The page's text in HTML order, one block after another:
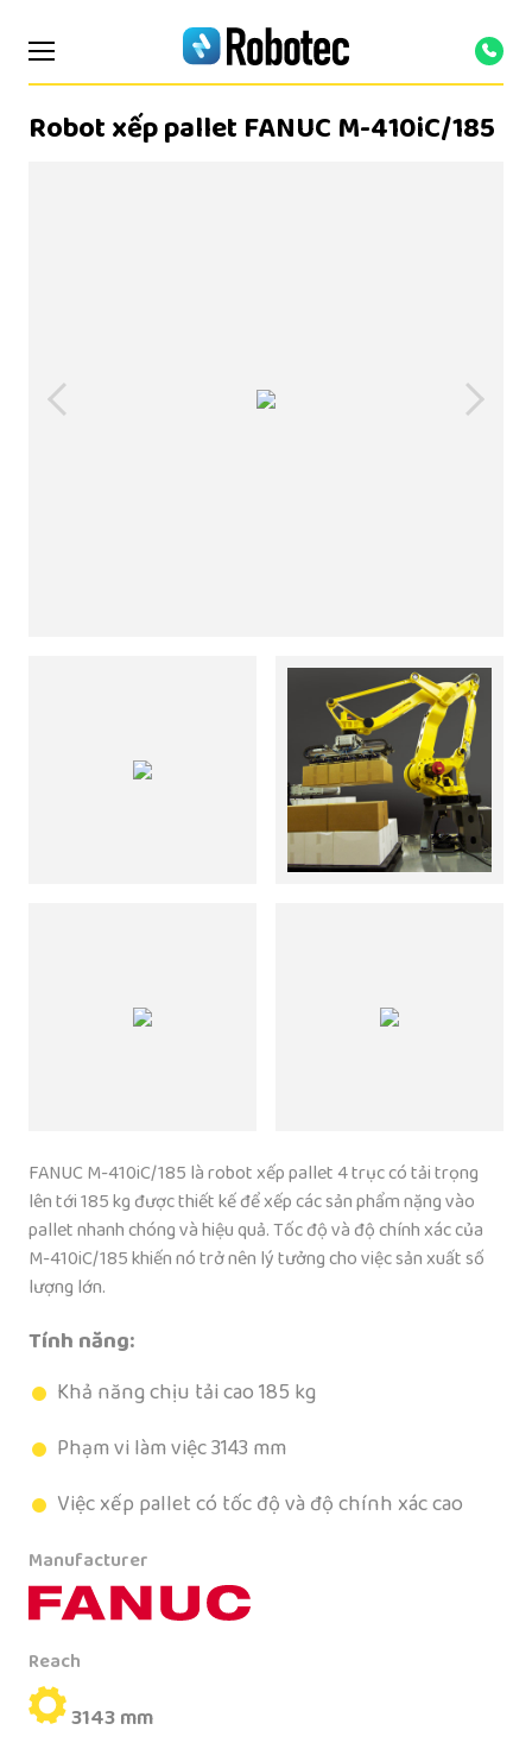
Robot xếp pallet FANUC M-410iC/185
FANUC M-410iC/185 là robot xếp pallet 4 trục có tải trọng
lên tới 185 kg được thiết kế để xếp các sản phẩm nặng vào
pallet nhanh chóng và hiệu quả. Tốc độ và độ chính xác của
M-410iC/185 khiến nó trở nên lý tưởng cho việc sản xuất số
lượng lớn.
Tính năng:
Khả năng chịu tải cao 185 kg
Phạm vi làm việc 3143 mm
Việc xếp pallet có tốc độ và độ chính xác cao
Manufacturer
Reach
3143 mm